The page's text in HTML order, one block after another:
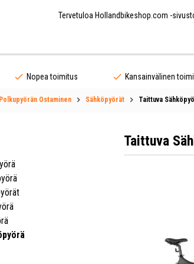
Tervetuloa Hollandbikeshop.com -
Nopea toimitus Kansainvälinen
Polkupyörän Ostaminen Sähköpyörät Taittuva
Taittuva